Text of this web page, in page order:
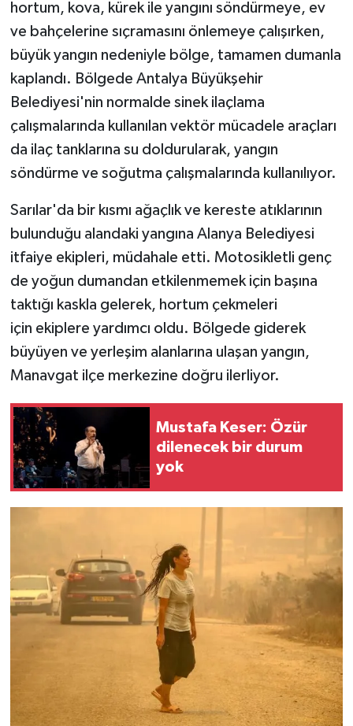
hortum, kova, kürek ile yangını söndürmeye, ev
ve bahçelerine sıçramasını önlemeye çalışırken,
büyük yangın nedeniyle bölge, tamamen dumanla
kaplandı. Bölgede Antalya Büyükşehir
Belediyesi'nin normalde sinek ilaçlama
çalışmalarında kullanılan vektör mücadele araçları
da ilaç tanklarına su doldurularak, yangın
söndürme ve soğutma çalışmalarında kullanılıyor.
Sarılar'da bir kısmı ağaçlık ve kereste atıklarının
bulunduğu alandaki yangına Alanya Belediyesi
itfaiye ekipleri, müdahale etti. Motosikletli genç
de yoğun dumandan etkilenmemek için başına
taktığı kaskla gelerek, hortum çekmeleri
için ekiplere yardımcı oldu. Bölgede giderek
büyüyen ve yerleşim alanlarına ulaşan yangın,
Manavgat ilçe merkezine doğru ilerliyor.
Mustafa Keser: Özür
dilenecek bir durum
yok